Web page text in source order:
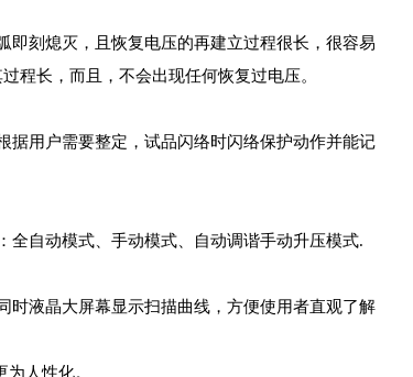
即刻熄灭，且恢复电压的再建立过程很长，很容易
程长，而且，不会出现任何恢复过电压。
据用户需要整定，试品闪络时闪络保护动作并能记
全自动模式、手动模式、自动调谐手动升压模式.
时液晶大屏幕显示扫描曲线，方便使用者直观了解
人性化。